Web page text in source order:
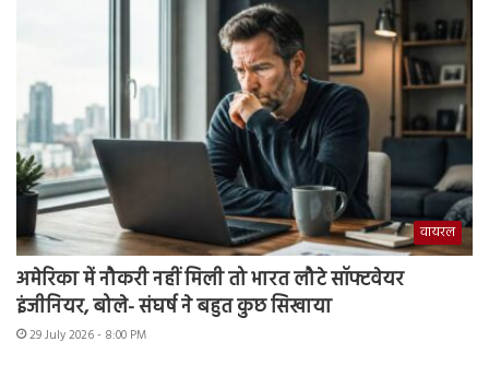
वायरल
अमेरिका में नौकरी नहीं मिली तो भारत लौटे सॉफ्टवेयर
इंजीनियर, बोले- संघर्ष ने बहुत कुछ सिखाया
29 July 2026 - 8:00 PM